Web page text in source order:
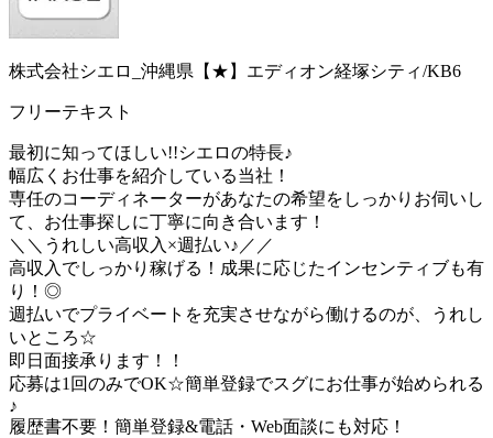
株式会社シエロ_沖縄県【★】エディオン経塚シティ/KB6
フリーテキスト
最初に知ってほしい!!シエロの特長♪
幅広くお仕事を紹介している当社！
専任のコーディネーターがあなたの希望をしっかりお伺いし
て、お仕事探しに丁寧に向き合います！
＼＼うれしい高収入×週払い♪／／
高収入でしっかり稼げる！成果に応じたインセンティブも有
り！◎
週払いでプライベートを充実させながら働けるのが、うれし
いところ☆
即日面接承ります！！
応募は1回のみでOK☆簡単登録でスグにお仕事が始められる
♪
履歴書不要！簡単登録&電話・Web面談にも対応！